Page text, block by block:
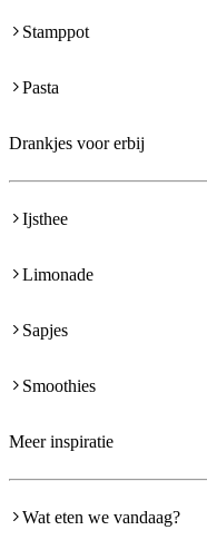
Stamppot
Pasta
Drankjes voor erbij
Ijsthee
Limonade
Sapjes
Smoothies
Meer inspiratie
Wat eten we vandaag?